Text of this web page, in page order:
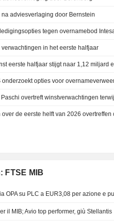
adviesverlaging door Bernstein
in het eerste halfjaar
FTSE MIB
OPA su PLC a EUR3,08 per azione e
il MIB; Avio top performer, giù Stellantis